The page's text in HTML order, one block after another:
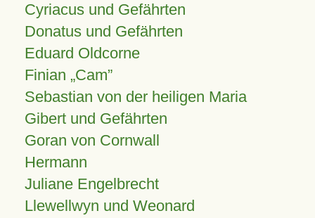
Cyriacus und Gefährten
Donatus und Gefährten
Eduard Oldcorne
Finian Cam
Sebastian von der heiligen Maria
Gibert und Gefährten
Goran von Cornwall
Hermann
Juliane Engelbrecht
Llewellwyn und Weonard